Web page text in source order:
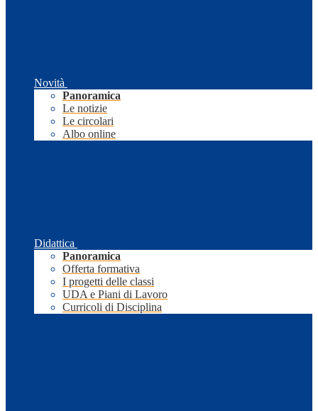
Novità
Panoramica
Le notizie
Le circolari
Albo online
Didattica
Panoramica
Offerta formativa
I progetti delle classi
UDA e Piani di Lavoro
Curricoli di Disciplina